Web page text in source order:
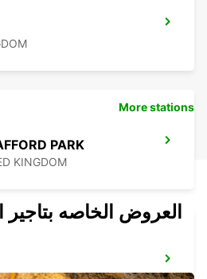
PARK
KINGDOM
More stations
العروض الخاصه